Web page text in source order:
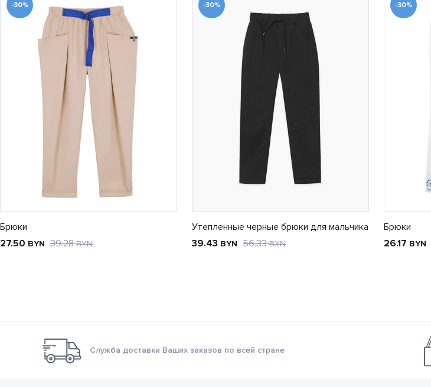
-30%
Брюки
27.50 BYN 39.28BYN
-30%
Утепленные черные брюки для мальчика
39.43 BYN 56.33BYN
-30%
Брюки
26.17 BYN
Служба доставки Ваших заказов по всей стране